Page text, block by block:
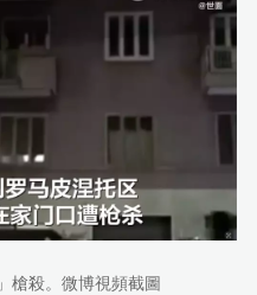
槍殺。微博視頻截圖